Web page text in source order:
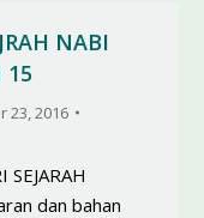
NABI
15
23, 2016
SEJARAH
dan bahan